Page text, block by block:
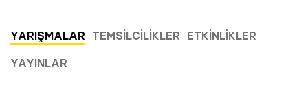
YARIŞMALAR TEMSILCILIKLER ETKINLIKLER
YAYINLAR